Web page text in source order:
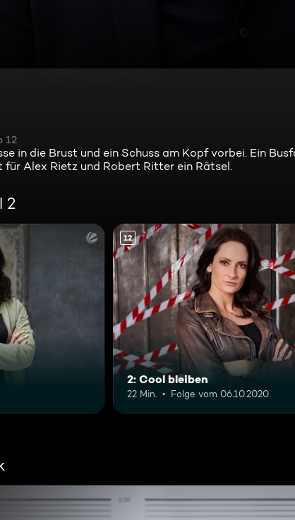
12
in die Brust und ein Schuss am Kopf vorbei. Ein
Alex Rietz und Robert Ritter ein Rätsel.
2
12
2: Cool bleiben
22 Min. Folge vom 06.10.2020